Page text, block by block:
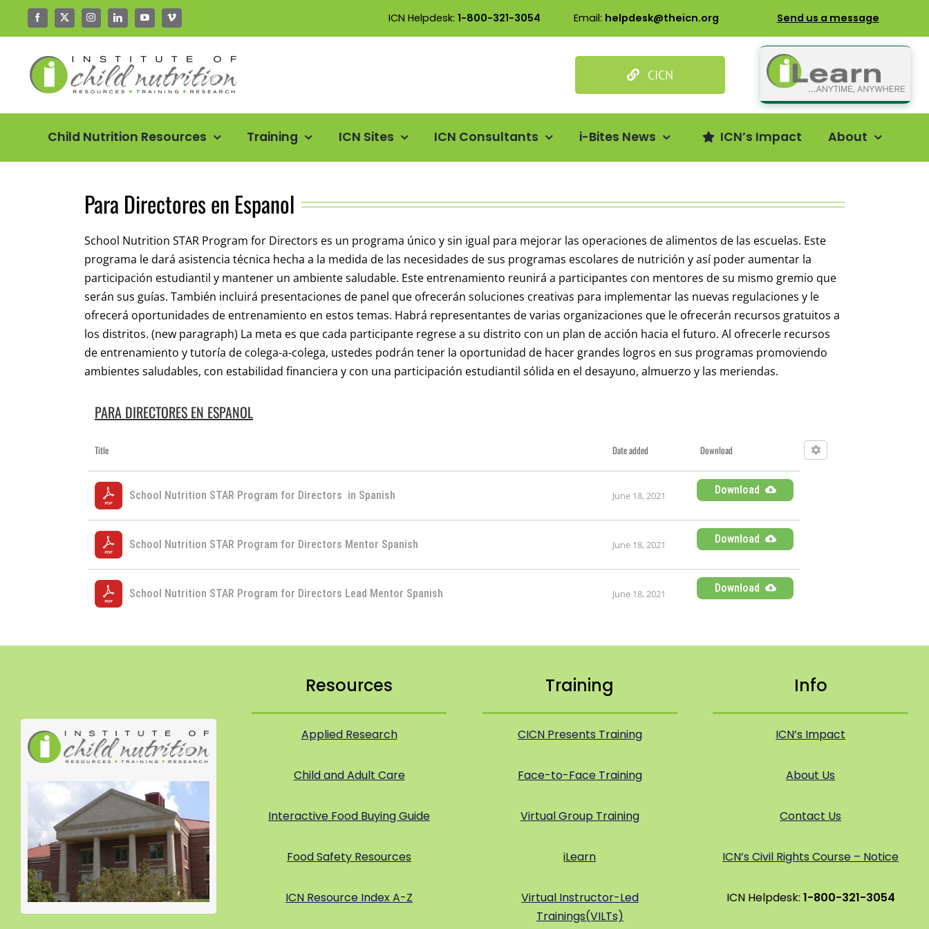
ICN Helpdesk: 1-800-321-3054 Email: helpdesk@theicn.org Send us a message
CICN
Child Nutrition Resources Training ICN Sites ICN Consultants i-Bites News ICN’s Impact About
Para Directores en Espanol
School Nutrition STAR Program for Directors es un programa único y sin igual para mejorar las operaciones de alimentos de las escuelas. Este
programa le dará asistencia técnica hecha a la medida de las necesidades de sus programas escolares de nutrición y así poder aumentar la
participación estudiantil y mantener un ambiente saludable. Este entrenamiento reunirá a participantes con mentores de su mismo gremio que
serán sus guías. También incluirá presentaciones de panel que ofrecerán soluciones creativas para implementar las nuevas regulaciones y le
ofrecerá oportunidades de entrenamiento en estos temas. Habrá representantes de varias organizaciones que le ofrecerán recursos gratuitos a
los distritos. (new paragraph) La meta es que cada participante regrese a su distrito con un plan de acción hacia el futuro. Al ofrecerle recursos
de entrenamiento y tutoría de colega-a-colega, ustedes podrán tener la oportunidad de hacer grandes logros en sus programas promoviendo
ambientes saludables, con estabilidad financiera y con una participación estudiantil sólida en el desayuno, almuerzo y las meriendas.
PARA DIRECTORES EN ESPANOL
Title Date added Download
School Nutrition STAR Program for Directors  in Spanish June 18, 2021 Download
School Nutrition STAR Program for Directors Mentor Spanish June 18, 2021 Download
School Nutrition STAR Program for Directors Lead Mentor Spanish June 18, 2021 Download
Resources
Applied Research
Child and Adult Care
Interactive Food Buying Guide
Food Safety Resources
ICN Resource Index A-Z
Training
CICN Presents Training
Face-to-Face Training
Virtual Group Training
iLearn
Virtual Instructor-Led
Trainings(VILTs)
Info
ICN’s Impact
About Us
Contact Us
ICN’s Civil Rights Course – Notice
ICN Helpdesk: 1-800-321-3054